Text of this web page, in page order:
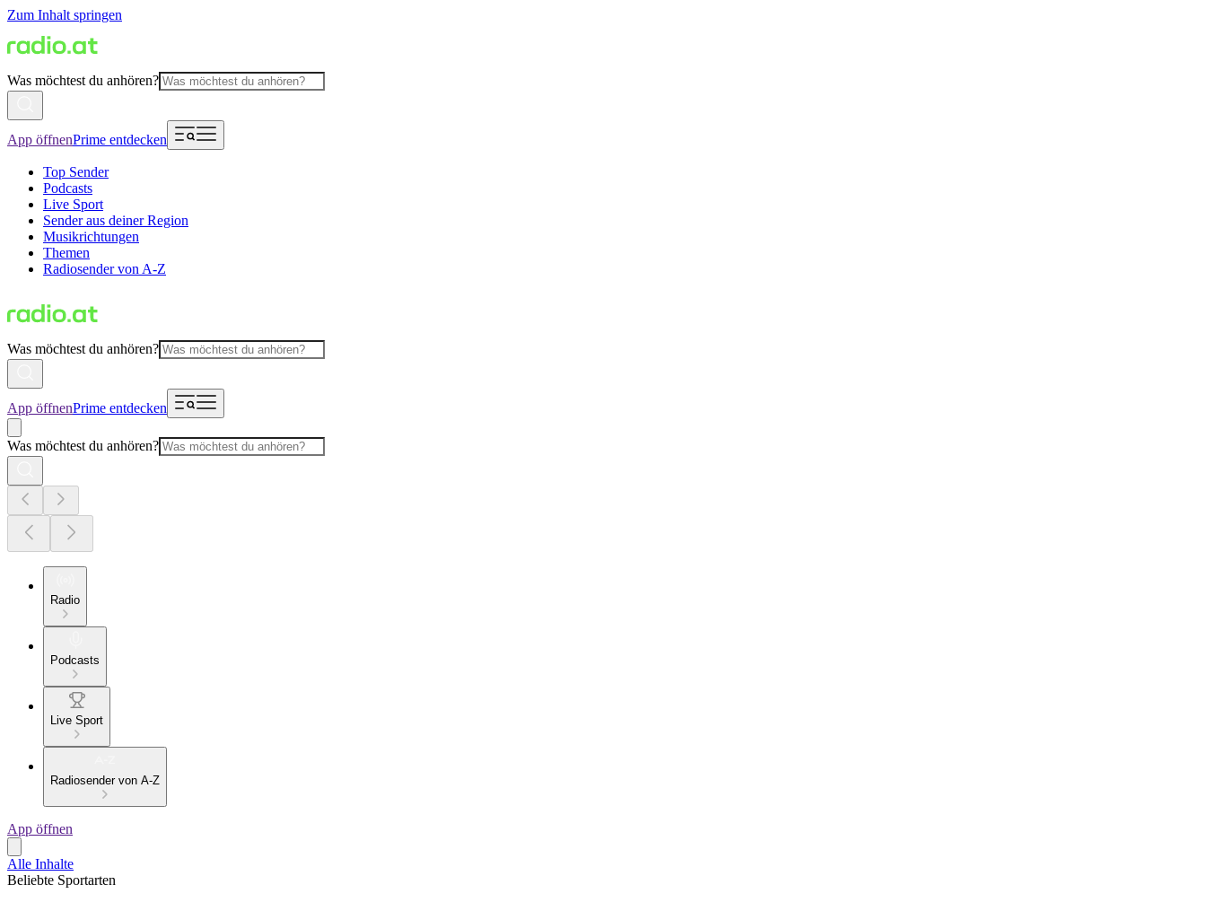
Zum Inhalt springen
Was möchtest du anhören?
App öffnenPrime entdecken
Top Sender
Podcasts
Live Sport
Sender aus deiner Region
Musikrichtungen
Themen
Radiosender von A-Z
Was möchtest du anhören?
App öffnenPrime entdecken
Was möchtest du anhören?
Radio
Podcasts
Live Sport
Radiosender von A-Z
App öffnen
Alle Inhalte
Beliebte Sportarten